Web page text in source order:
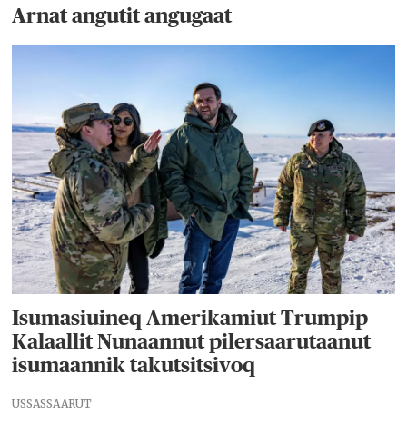
Arnat angutit angugaat
Isumasiuineq Amerikamiut Trumpip
Kalaallit Nunaannut pilersaarutaanut
isumaannik takutsitsivoq
USSASSAARUT